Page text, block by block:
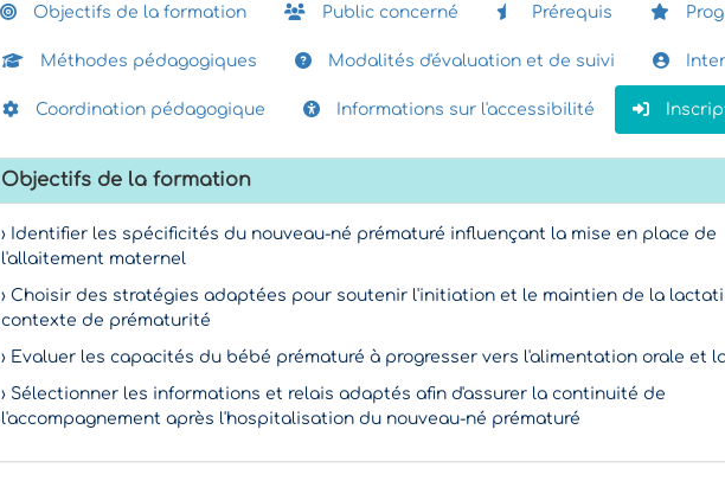
Objectifs de la formation Public concerné Prérequis
Méthodes pédagogiques Modalités d'évaluation et de suivi
Coordination pédagogique Informations sur l'accessibilité
Objectifs de la formation
› Identifier les spécificités du nouveau-né prématuré influençant la mise en place de
l'allaitement maternel
› Choisir des stratégies adaptées pour soutenir l'initiation et le maintien de la
contexte de prématurité
› Evaluer les capacités du bébé prématuré à progresser vers l'alimentation orale et
› Sélectionner les informations et relais adaptés afin d'assurer la continuité de
l'accompagnement après l'hospitalisation du nouveau-né prématuré